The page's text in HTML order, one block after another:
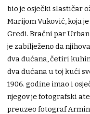
bio je osječki slastičar
Marijom Vuković, koja
Gredi. Bračni par Urban
je zabilježeno da
dva dućana, četiri
dva dućana u toj kući
1906. godine imao i
njegov je fotografski
preuzeo fotograf Armin